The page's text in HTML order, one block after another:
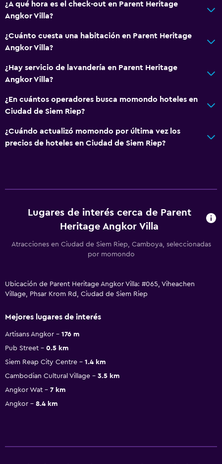
¿A qué hora es el check-out en Parent Heritage
Angkor Villa?
¿Cuánto cuesta una habitación en Parent Heritage
Angkor Villa?
¿Hay servicio de lavandería en Parent Heritage
Angkor Villa?
¿En cuántos operadores busca momondo hoteles en
Ciudad de Siem Riep?
¿Cuándo actualizó momondo por última vez los
precios de hoteles en Ciudad de Siem Riep?
Lugares de interés cerca de Parent
Heritage Angkor Villa
Atracciones en Ciudad de Siem Riep, Camboya, seleccionadas
por momondo
Ubicación de Parent Heritage Angkor Villa: #065, Viheachen
Village, Phsar Krom Rd, Ciudad de Siem Riep
Mejores lugares de interés
Artisans Angkor
176 m
Pub Street
0.5 km
Siem Reap City Centre
1.4 km
Cambodian Cultural Village
3.5 km
Angkor Wat
7 km
Angkor
8.4 km